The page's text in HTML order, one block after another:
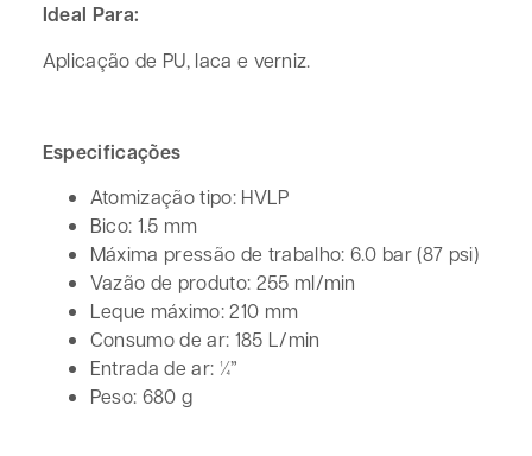
Ideal Para:
Aplicação de PU, laca e verniz.
Especificações
Atomização tipo: HVLP
Bico: 1.5 mm
Máxima pressão de trabalho: 6.0 bar (87 psi)
Vazão de produto: 255 ml/min
Leque máximo: 210 mm
Consumo de ar: 185 L/min
Entrada de ar: ¼”
Peso: 680 g